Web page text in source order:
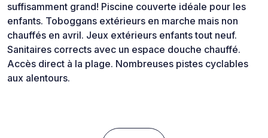
suffisamment grand! Piscine couverte idéale pour les
enfants. Toboggans extérieurs en marche mais non
chauffés en avril. Jeux extérieurs enfants tout neuf.
Sanitaires corrects avec un espace douche chauffé.
Accès direct à la plage. Nombreuses pistes cyclables
aux alentours.